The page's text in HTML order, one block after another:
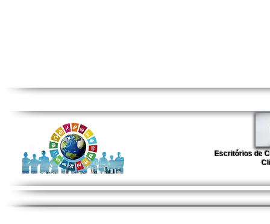
Escritórios de